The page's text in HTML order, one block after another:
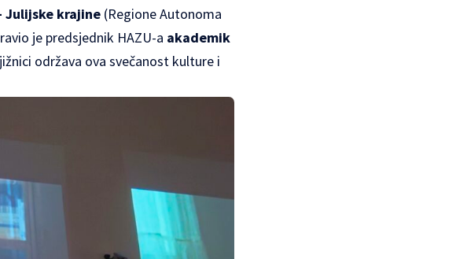
Julijske krajine (Regione Autonoma
je predsjednik HAZU-a akademik
održava ova svečanost kulture i